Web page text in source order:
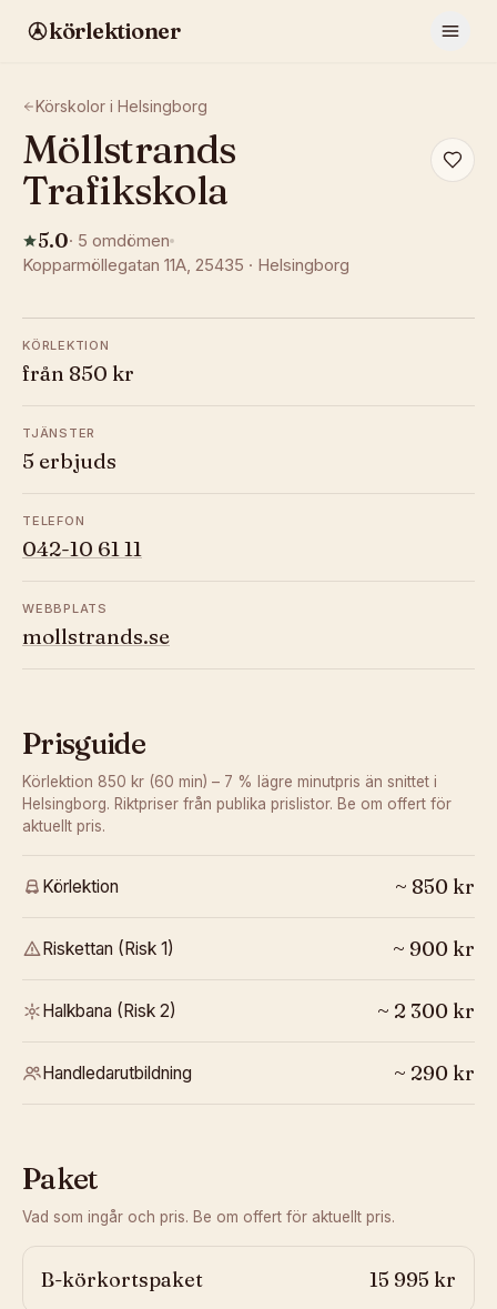
körlektioner
Körskolor i Helsingborg
Möllstrands
Trafikskola
5.0· 5 omdömen
Kopparmöllegatan 11A, 25435 · Helsingborg
KÖRLEKTION
från 850 kr
TJÄNSTER
5 erbjuds
TELEFON
042-10 61 11
WEBBPLATS
mollstrands.se
Prisguide
Körlektion 850 kr (60 min) – 7 % lägre minutpris än snittet i
Helsingborg. Riktpriser från publika prislistor. Be om offert för
aktuellt pris.
Körlektion ~ 850 kr
Riskettan (Risk 1) ~ 900 kr
Halkbana (Risk 2) ~ 2 300 kr
Handledarutbildning ~ 290 kr
Paket
Vad som ingår och pris. Be om offert för aktuellt pris.
B-körkortspaket 15 995 kr